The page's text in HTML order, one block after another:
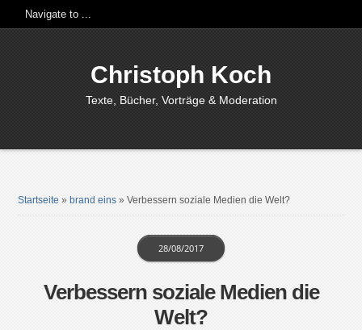
Christoph Koch
Texte, Bücher, Vorträge & Moderation
Startseite » brand eins »Verbessern soziale Medien die Welt?
Verbessern soziale Medien die
Welt?
28/08/2017